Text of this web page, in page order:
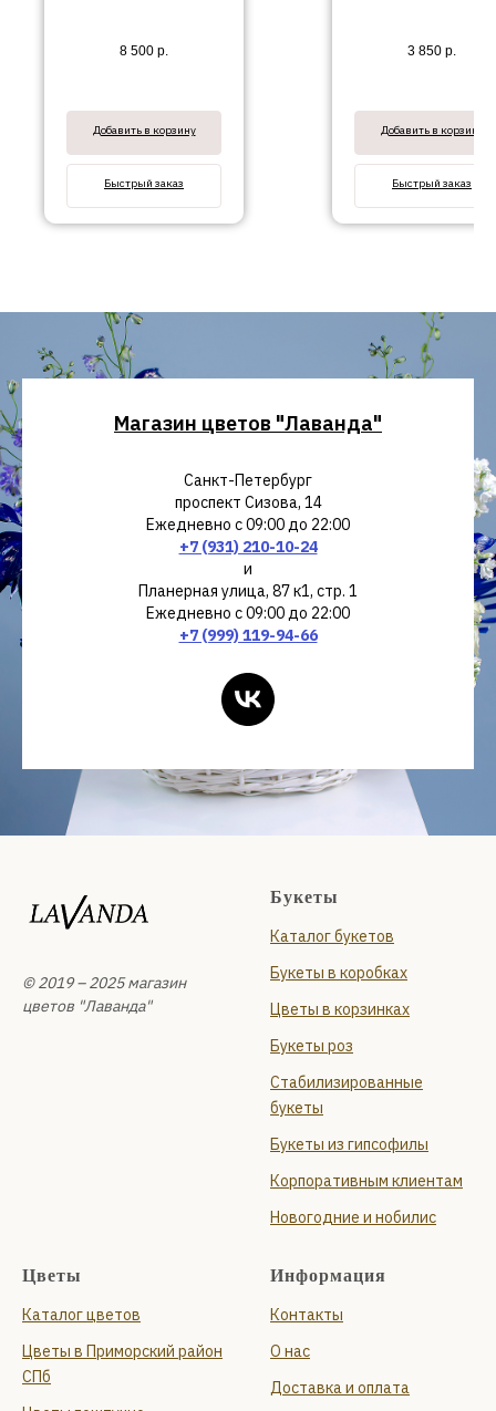
8 500 р.
Добавить в корзину
Быстрый заказ
3 850 р.
Добавить в корзину
Быстрый заказ
Магазин цветов "Лаванда"
Санкт-Петербург
проспект Сизова, 14
Ежедневно с 09:00 до 22:00
+7 (931) 210-10-24
и
Планерная улица, 87 к1, стр. 1
Ежедневно с 09:00 до 22:00
+7 (999) 119-94-66
© 2019 – 2025 магазин
цветов "Лаванда"
Букеты
Каталог букетов
Букеты в коробках
Цветы в корзинках
Букеты роз
Стабилизированные
букеты
Букеты из гипсофилы
Корпоративным клиентам
Новогодние и нобилис
Цветы
Каталог цветов
Цветы в Приморский район
СПб
Информация
Контакты
О нас
Доставка и оплата